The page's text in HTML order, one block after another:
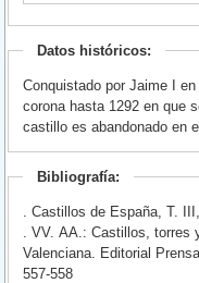
Datos históricos:
Conquistado por Jaime I
corona hasta 1292 en que
castillo es abandonado en
Bibliografía:
. VV. AA.: Castillos, torres
Valenciana. Editorial
557-558